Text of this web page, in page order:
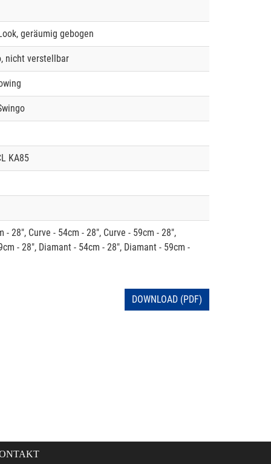
geräumig gebogen
nicht verstellbar
KA85
- 28", Curve - 54cm - 28", Curve - 59cm - 28",
- 28", Diamant - 54cm - 28", Diamant - 59cm -
DOWNLOAD (PDF)